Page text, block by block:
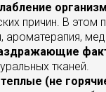
причин. В этом
ароматерапия,
тканей.
(не